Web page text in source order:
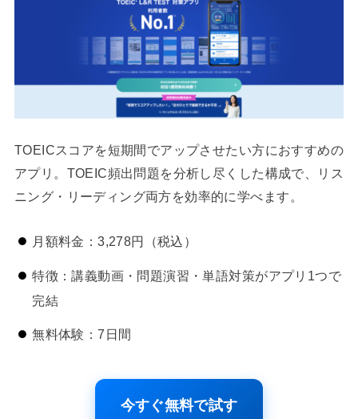
TOEICスコアを短期間でアップさせたい方におすすめの
アプリ。TOEIC頻出問題を分析し尽くした構成で、リス
ニング・リーディング両方を効率的に学べます。
月額料金：3,278円（税込）
特徴：講義動画・問題演習・単語対策がアプリ1つで
完結
無料体験：7日間
今すぐ無料で試す